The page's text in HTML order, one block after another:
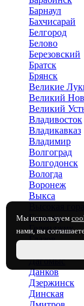
Мы используем
нами, вы
Барнаул
Бахчисарай
Белгород
Белово
Березовский
Братск
Брянск
Великие
Великий
Великий
Владивосток
Владикавказ
Владимир
Волгоград
Волгодонск
Вологда
Воронеж
Выкса
Гатчина
Геленджик
Глазов
Дагомыс
Данков
Дзержинск
Динская